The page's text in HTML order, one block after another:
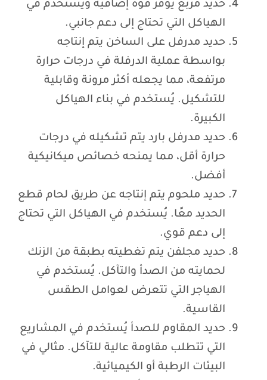
حديد مربع يوفر قوة إضافية ويستخدم في
الهياكل التي تحتاج إلى دعم جانبي.
حديد مدرفل على الساخن يتم إنتاجه
بواسطة عملية الدرفلة في درجات حرارة
مرتفعة، مما يجعله أكثر مرونة وقابلية
للتشكيل. يُستخدم في بناء الهياكل
الكبيرة.
حديد مدرفل بارد يتم تشكيله في درجات
حرارة أقل، مما يمنحه خصائص ميكانيكية
أفضل.
حديد ملحوم يتم إنتاجه عن طريق لحام قطع
الحديد معًا. يُستخدم في الهياكل التي تحتاج
إلى دعم قوي.
حديد مجلفن يتم تغطيته بطبقة من الزنك
لحمايته من الصدأ والتآكل. يُستخدم في
الهياجر التي تتعرض لعوامل الطقس
القاسية.
حديد المقاوم للصدأ يُستخدم في المشاريع
التي تتطلب مقاومة عالية للتآكل. مثالي في
البيئات الرطبة أو الكيميائية.